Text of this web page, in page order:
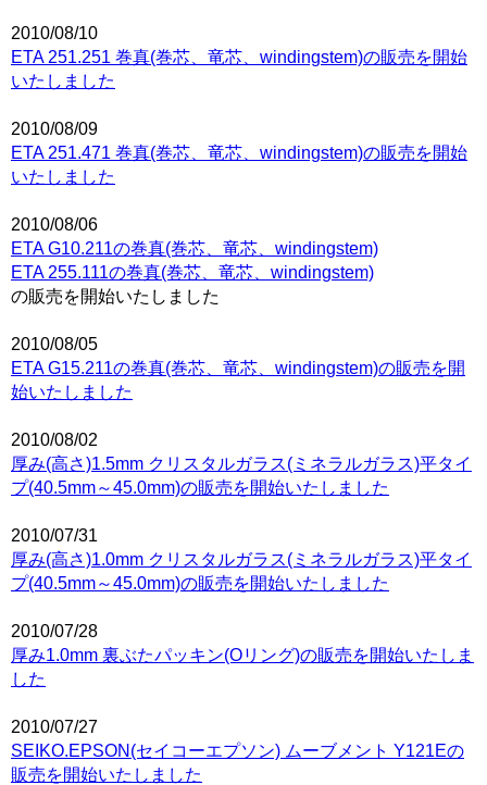
2010/08/10
ETA 251.251 巻真(巻芯、竜芯、windingstem)の販売を開始
いたしました
2010/08/09
ETA 251.471 巻真(巻芯、竜芯、windingstem)の販売を開始
いたしました
2010/08/06
ETA G10.211の巻真(巻芯、竜芯、windingstem)
ETA 255.111の巻真(巻芯、竜芯、windingstem)
の販売を開始いたしました
2010/08/05
ETA G15.211の巻真(巻芯、竜芯、windingstem)の販売を開
始いたしました
2010/08/02
厚み(高さ)1.5mm クリスタルガラス(ミネラルガラス)平タイ
プ(40.5mm～45.0mm)の販売を開始いたしました
2010/07/31
厚み(高さ)1.0mm クリスタルガラス(ミネラルガラス)平タイ
プ(40.5mm～45.0mm)の販売を開始いたしました
2010/07/28
厚み1.0mm 裏ぶたパッキン(Oリング)の販売を開始いたしま
した
2010/07/27
SEIKO.EPSON(セイコーエプソン) ムーブメント Y121Eの
販売を開始いたしました